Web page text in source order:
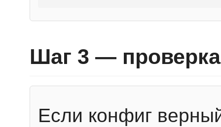
Шаг 3 — проверка
Если конфиг